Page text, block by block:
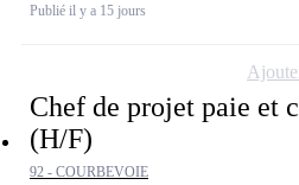
Publié il y a 15 jours
Chef de projet paie et
(H/F)
92 - COURBEVOIE